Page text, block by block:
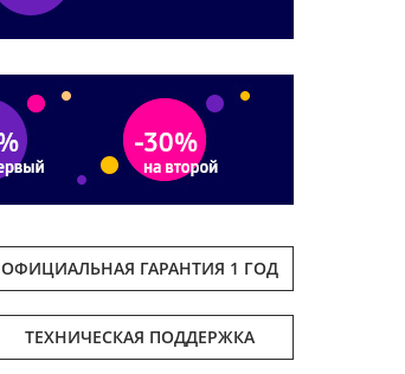
ОФИЦИАЛЬНАЯ ГАРАНТИЯ 1 ГОД
ТЕХНИЧЕСКАЯ ПОДДЕРЖКА